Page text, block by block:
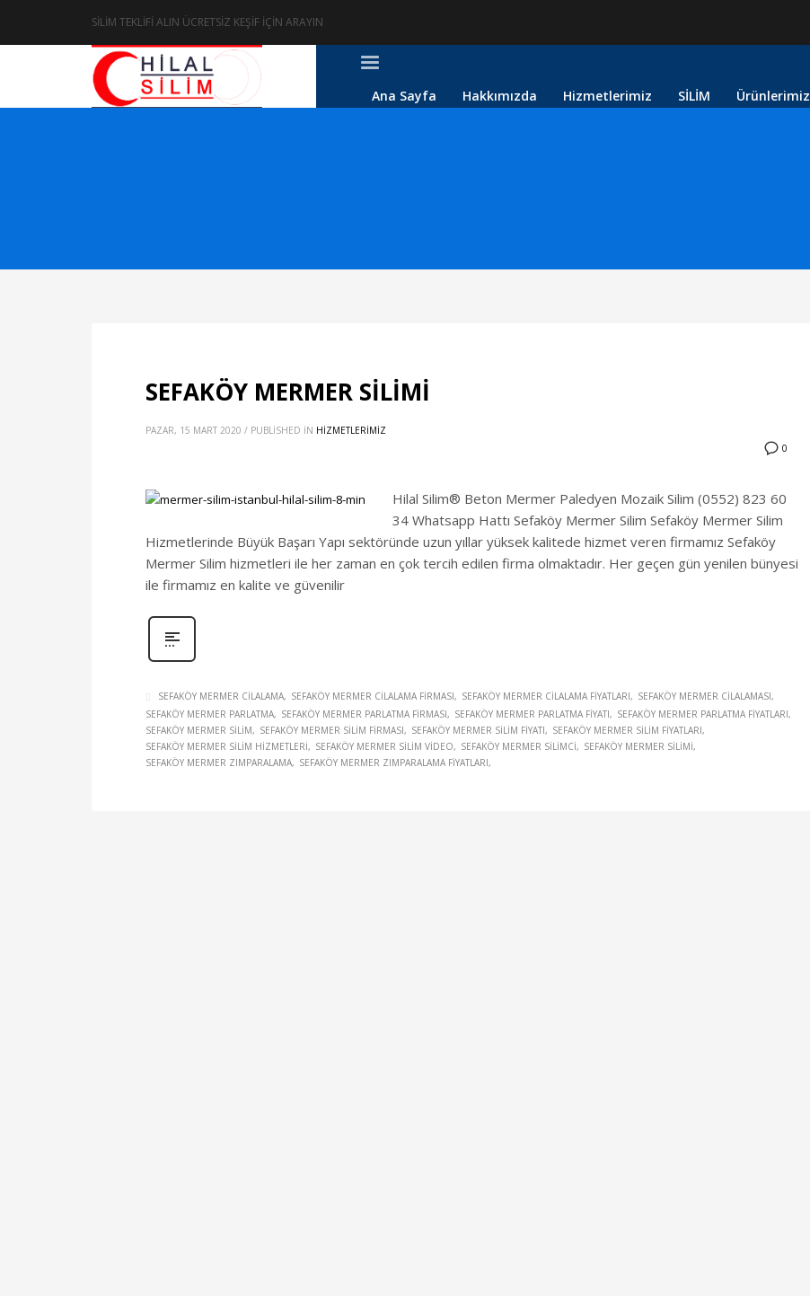
SİLİM TEKLİFİ ALIN ÜCRETSİZ KEŞİF İÇİN ARAYIN
Ana Sayfa Hakkımızda Hizmetlerimiz SİLİM Ürünlerimiz
SEFAKÖY MERMER SİLİMİ
0
PAZAR, 15 MART 2020 / PUBLISHED IN HİZMETLERİMİZ
Hilal Silim® Beton Mermer Paledyen Mozaik Silim (0552) 823 60
34 Whatsapp Hattı Sefaköy Mermer Silim Sefaköy Mermer Silim
Hizmetlerinde Büyük Başarı Yapı sektöründe uzun yıllar yüksek kalitede hizmet veren firmamız Sefaköy
Mermer Silim hizmetleri ile her zaman en çok tercih edilen firma olmaktadır. Her geçen gün yenilen bünyesi
ile firmamız en kalite ve güvenilir
SEFAKÖY MERMER CILALAMA SEFAKÖY MERMER CILALAMA FIRMASI SEFAKÖY MERMER CILALAMA FIYATLARI
SEFAKÖY MERMER CILALAMASI
SEFAKÖY MERMER PARLATMA
SEFAKÖY MERMER PARLATMA FIRMASI SEFAKÖY MERMER PARLATMA FIYATI
SEFAKÖY MERMER PARLATMA FIYATLARI
SEFAKÖY MERMER SILIM
SEFAKÖY MERMER SILIM FIRMASI SEFAKÖY MERMER SILIM FIYATI
SEFAKÖY MERMER SILIM FIYATLARI
SEFAKÖY MERMER SILIM HIZMETLERI
SEFAKÖY MERMER SILIM VIDEO SEFAKÖY MERMER SILIMCI
SEFAKÖY MERMER SILIMI
SEFAKÖY MERMER ZIMPARALAMA
SEFAKÖY MERMER ZIMPARALAMA FIYATLARI